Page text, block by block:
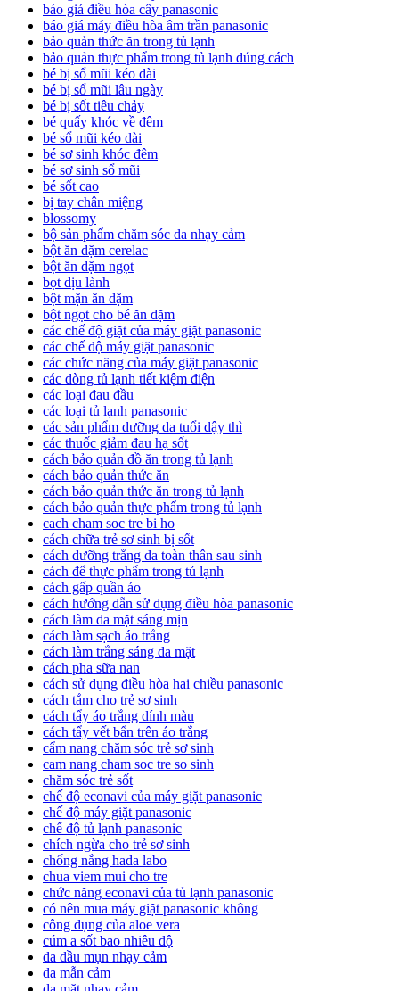
báo giá điều hòa cây panasonic
báo giá máy điều hòa âm trần panasonic
bảo quản thức ăn trong tủ lạnh
bảo quản thực phẩm trong tủ lạnh đúng cách
bé bị sổ mũi kéo dài
bé bị sổ mũi lâu ngày
bé bị sốt tiêu chảy
bé quấy khóc về đêm
bé sổ mũi kéo dài
bé sơ sinh khóc đêm
bé sơ sinh sổ mũi
bé sốt cao
bị tay chân miệng
blossomy
bộ sản phẩm chăm sóc da nhạy cảm
bột ăn dặm cerelac
bột ăn dặm ngọt
bọt dịu lành
bột mặn ăn dặm
bột ngọt cho bé ăn dặm
các chế độ giặt của máy giặt panasonic
các chế độ máy giặt panasonic
các chức năng của máy giặt panasonic
các dòng tủ lạnh tiết kiệm điện
các loại đau đầu
các loại tủ lạnh panasonic
các sản phẩm dưỡng da tuổi dậy thì
các thuốc giảm đau hạ sốt
cách bảo quản đồ ăn trong tủ lạnh
cách bảo quản thức ăn
cách bảo quản thức ăn trong tủ lạnh
cách bảo quản thực phẩm trong tủ lạnh
cach cham soc tre bi ho
cách chữa trẻ sơ sinh bị sốt
cách dưỡng trắng da toàn thân sau sinh
cách để thực phẩm trong tủ lạnh
cách gấp quần áo
cách hướng dẫn sử dụng điều hòa panasonic
cách làm da mặt sáng mịn
cách làm sạch áo trắng
cách làm trắng sáng da mặt
cách pha sữa nan
cách sử dụng điều hòa hai chiều panasonic
cách tắm cho trẻ sơ sinh
cách tẩy áo trắng dính màu
cách tẩy vết bẩn trên áo trắng
cẩm nang chăm sóc trẻ sơ sinh
cam nang cham soc tre so sinh
chăm sóc trẻ sốt
chế độ econavi của máy giặt panasonic
chế độ máy giặt panasonic
chế độ tủ lạnh panasonic
chích ngừa cho trẻ sơ sinh
chống nắng hada labo
chua viem mui cho tre
chức năng econavi của tủ lạnh panasonic
có nên mua máy giặt panasonic không
công dụng của aloe vera
cúm a sốt bao nhiêu độ
da dầu mụn nhạy cảm
da mẫn cảm